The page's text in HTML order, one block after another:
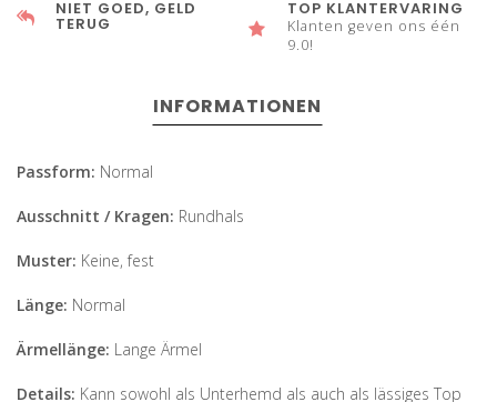
NIET GOED, GELD
TERUG
TOP KLANTERVARING
Klanten geven ons één
9.0!
INFORMATIONEN
Passform: Normal
Ausschnitt / Kragen: Rundhals
Muster: Keine, fest
Länge: Normal
Ärmellänge: Lange Ärmel
Details: Kann sowohl als Unterhemd als auch als lässiges Top